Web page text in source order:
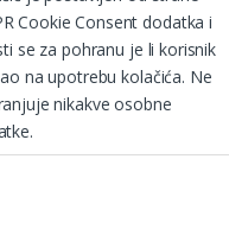
Cookie Consent dodatka i
se za pohranu je li korisnik
na upotrebu kolačića. Ne
nikakve osobne